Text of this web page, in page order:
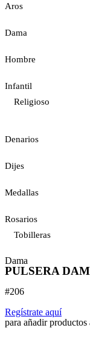
Aros
Dama
Hombre
Infantil
Religioso
Denarios
Dijes
Medallas
Rosarios
Tobilleras
Dama
PULSERA
#206
Regístrate aquí
para añadir productos